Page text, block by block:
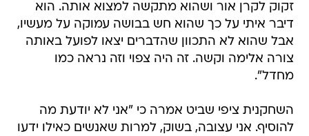
זקוק לקרן אור ושהוא מתקשה למצוא אותה. הוא
דיבר איתי על כך שהוא חש בבושה עמוקה על מעשיו,
אבל שהוא לא התכוון שהדברים יצאו לפועל באותה
צורה אלימה וקשה. זה היה צפוי וזה נראה כמו
מחדל".
השחקנית ציפי שביט אמרה כי "אני לא יודעת מה
להוסיף. אני עצובה, בשוק, למרות שאנשים כאילו ידעו